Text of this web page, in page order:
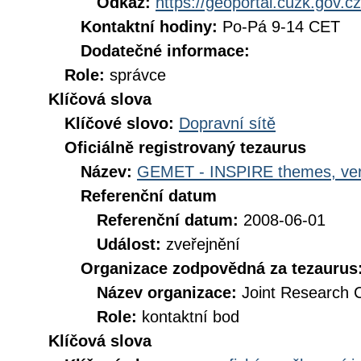
Kontaktní hodiny: Po-Pá 9-14 CET
Dodatečné informace:
Role: správce
Klíčová slova
Klíčové slovo: Dopravní sítě
Oficiálně registrovaný tezaurus
Název: GEMET - INSPIRE themes,
Referenční datum
Referenční datum: 2008-06-01
Událost: zveřejnění
Organizace zodpovědná za
Název organizace: Joint Research
Role: kontaktní bod
Klíčová slova